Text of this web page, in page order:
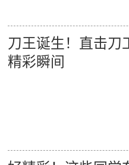
刀王诞生！直击刀
精彩瞬间